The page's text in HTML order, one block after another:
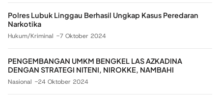
Polres Lubuk Linggau Berhasil Ungkap Kasus Peredaran
Narkotika
Hukum/Kriminal 7 Oktober 2024
PENGEMBANGAN UMKM BENGKEL LAS AZKADINA
DENGAN STRATEGI NITENI, NIROKKE, NAMBAHI
Nasional 24 Oktober 2024